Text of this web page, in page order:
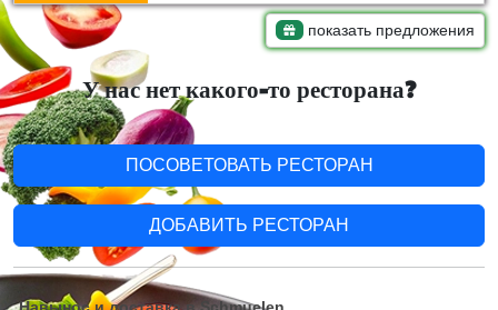
показать предложения
У нас нет какого-то ресторана?
ПОСОВЕТОВАТЬ РЕСТОРАН
ДОБАВИТЬ РЕСТОРАН